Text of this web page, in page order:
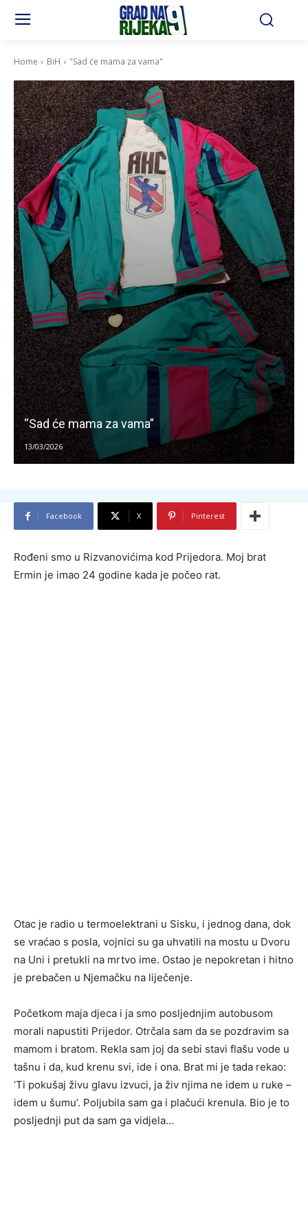
Home BiH "Sad će mama za vama"
“Sad će mama za vama”
13/03/2026
Facebook X Pinterest
Rođeni smo u Rizvanovićima kod Prijedora. Moj brat
Ermin je imao 24 godine kada je počeo rat.
Otac je radio u termoelektrani u Sisku, i jednog dana, dok
se vraćao s posla, vojnici su ga uhvatili na mostu u Dvoru
na Uni i pretukli na mrtvo ime. Ostao je nepokretan i hitno
je prebačen u Njemačku na liječenje.
Početkom maja djeca i ja smo posljednjim autobusom
morali napustiti Prijedor. Otrčala sam da se pozdravim sa
mamom i bratom. Rekla sam joj da sebi stavi flašu vode u
tašnu i da, kud krenu svi, ide i ona. Brat mi je tada rekao:
‘Ti pokušaj živu glavu izvuci, ja živ njima ne idem u ruke –
idem u šumu’. Poljubila sam ga i plačući krenula. Bio je to
posljednji put da sam ga vidjela…